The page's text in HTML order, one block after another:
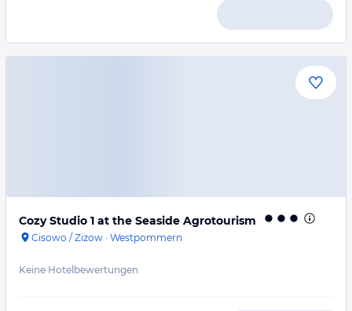
Cozy Studio 1 at the Seaside Agrotourism
Cisowo / Zizow · Westpommern
Keine Hotelbewertungen